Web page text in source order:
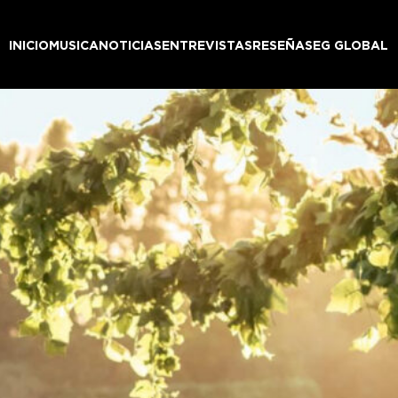
INICIOMUSICANOTICIASENTREVISTASRESEÑASEG GLOBAL